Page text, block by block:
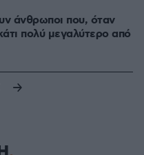
άνθρωποι που, όταν
πολύ μεγαλύτερο από